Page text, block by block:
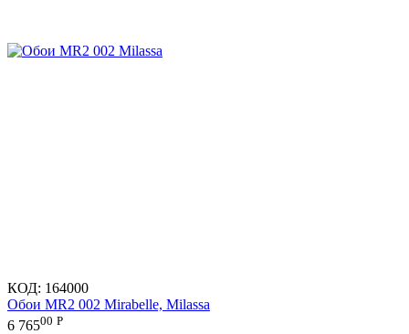
КОД: 164000
Обои MR2 002 Mirabelle, Milassa
6 76500 Р